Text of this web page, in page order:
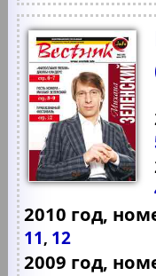
2010 год,
11, 12
2009 год,